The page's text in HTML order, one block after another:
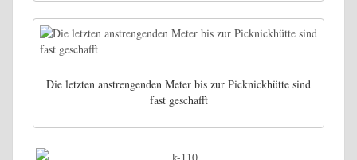
Die letzten anstrengenden Meter bis zur Picknickhütte sind
fast geschafft